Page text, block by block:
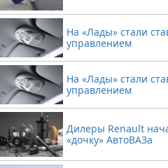
На «Лады» стали
управлением
На «Лады» стали
управлением
Дилеры Renault
«дочку» АвтоВАЗа